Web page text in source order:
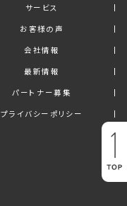
サービス
お客様の声
会社情報
最新情報
パートナー募集
プライバシーポリシー